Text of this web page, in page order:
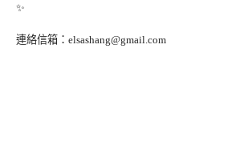
✨
連絡信箱： elsashang@gmail.com